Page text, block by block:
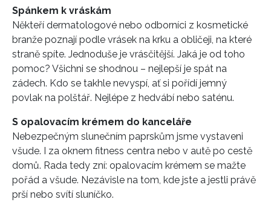
Spánkem k vráskám
Někteří dermatologové nebo odborníci z kosmetické
branže poznají podle vrásek na krku a obličeji, na které
straně spíte. Jednoduše je vrásčitější. Jaká je od toho
pomoc? Všichni se shodnou – nejlepší je spát na
zádech. Kdo se takhle nevyspí, ať si pořídí jemný
povlak na polštář. Nejlépe z hedvábí nebo saténu.
S opalovacím krémem do kanceláře
Nebezpečným slunečním paprskům jsme vystaveni
všude. I za oknem fitness centra nebo v autě po cestě
domů. Rada tedy zní: opalovacím krémem se mažte
pořád a všude. Nezávisle na tom, kde jste a jestli právě
prší nebo svítí sluníčko.